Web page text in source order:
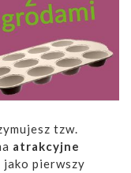
tzw.
atrakcyjne
jako pierwszy